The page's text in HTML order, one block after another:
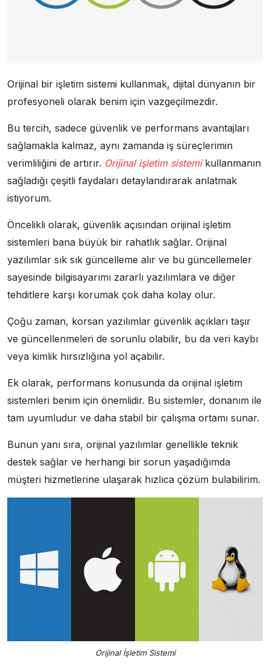
Orijinal bir işletim sistemi kullanmak, dijital dünyanın bir
profesyoneli olarak benim için vazgeçilmezdir.
Bu tercih, sadece güvenlik ve performans avantajları
sağlamakla kalmaz, aynı zamanda iş süreçlerimin
verimliliğini de artırır. Orijinal işletim sistemikullanmanın
sağladığı çeşitli faydaları detaylandırarak anlatmak
istiyorum.
Öncelikli olarak, güvenlik açısından orijinal işletim
sistemleri bana büyük bir rahatlık sağlar. Orijinal
yazılımlar sık sık güncelleme alır ve bu güncellemeler
sayesinde bilgisayarımı zararlı yazılımlara ve diğer
tehditlere karşı korumak çok daha kolay olur.
Çoğu zaman, korsan yazılımlar güvenlik açıkları taşır
ve güncellenmeleri de sorunlu olabilir, bu da veri kaybı
veya kimlik hırsızlığına yol açabilir.
Ek olarak, performans konusunda da orijinal işletim
sistemleri benim için önemlidir. Bu sistemler, donanım ile
tam uyumludur ve daha stabil bir çalışma ortamı sunar.
Bunun yanı sıra, orijinal yazılımlar genellikle teknik
destek sağlar ve herhangi bir sorun yaşadığımda
müşteri hizmetlerine ulaşarak hızlıca çözüm bulabilirim.
Orijinal İşletim Sistemi